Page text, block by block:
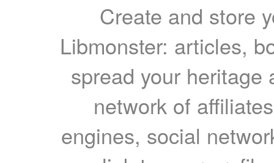
Create and store
Libmonster: articles,
spread your heritage
network of
engines, social